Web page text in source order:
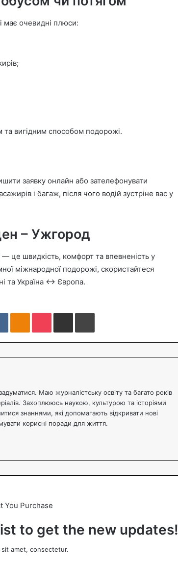
має очевидні плюси:
та вигідним способом подорожі.
заявку онлайн або зателефонувати
і багаж, після чого водій зустріне вас у
– Ужгород
це швидкість, комфорт та впевненість у
міжнародної подорожі, скористайтеся
та Україна ↔ Європа.
VKontakte Pocket
Маю журналістську освіту та багато років
Захоплююсь наукою, культурою та історіями
знаннями, які допомагають відкривати нові
корисні поради для життя.
You Purchase
to get the new updates!
amet, consectetur.